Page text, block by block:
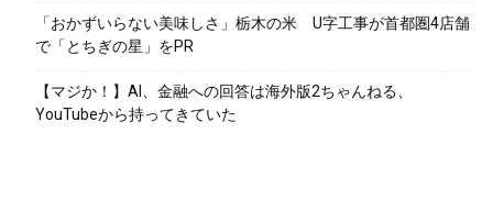
「おかずいらない美味しさ」栃木の米 U字工事が首都圏4店舗
で「とちぎの星」をPR
【マジか！】AI、金融への回答は海外版2ちゃんねる、
YouTubeから持ってきていた